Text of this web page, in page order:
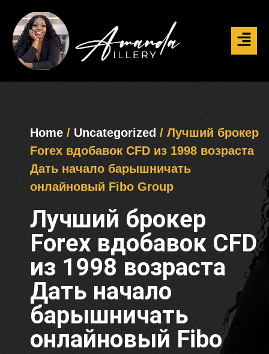
Home / Uncategorized / Лучший брокер
Forex вдобавок CFD из 1998 возраста
Дать начало барышничать
онлайновый Fibo Group
Лучший брокер
Forex вдобавок CFD
из 1998 возраста
Дать начало
барышничать
онлайновый Fibo